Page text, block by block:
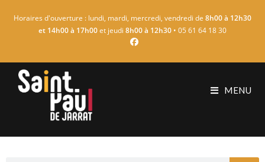
Horaires d'ouverture : lundi, mardi, mercredi, vendredi de 8h00 à 12h30
et 14h00 à 17h00et jeudi 8h00 à 12h30 • 05 61 64 18 30
MENU